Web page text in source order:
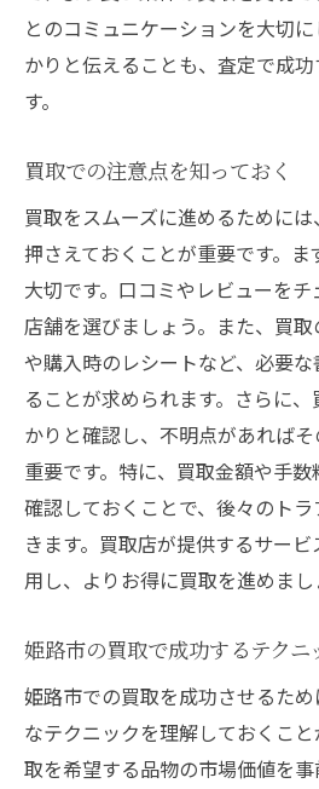
とのコミュニケーションを大切
かりと伝えることも、査定で成
す。
買取での注意点を知っておく
買取をスムーズに進めるために
押さえておくことが重要です。
大切です。口コミやレビューを
店舗を選びましょう。また、買
や購入時のレシートなど、必要
ることが求められます。さらに
かりと確認し、不明点があれば
重要です。特に、買取金額や手
確認しておくことで、後々のト
きます。買取店が提供するサー
用し、よりお得に買取を進めまし
姫路市の買取で成功するテクニ
姫路市での買取を成功させるた
なテクニックを理解しておくこ
取を希望する品物の市場価値を